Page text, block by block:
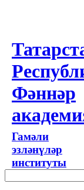
Фәннәр
Гамәли
эзләнүләр
институты